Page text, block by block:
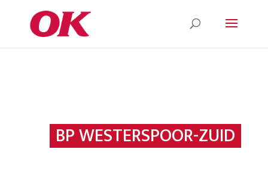
BP WESTERSPOOR-ZUID